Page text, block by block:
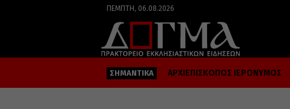
ΠΈΜΠΤΗ, 06.08.2026
ΣΗΜΑΝΤΙΚΑ ΑΡΧΙΕΠΙΣΚΟΠΟΣ ΙΕΡΩΝΥΜΟΣ